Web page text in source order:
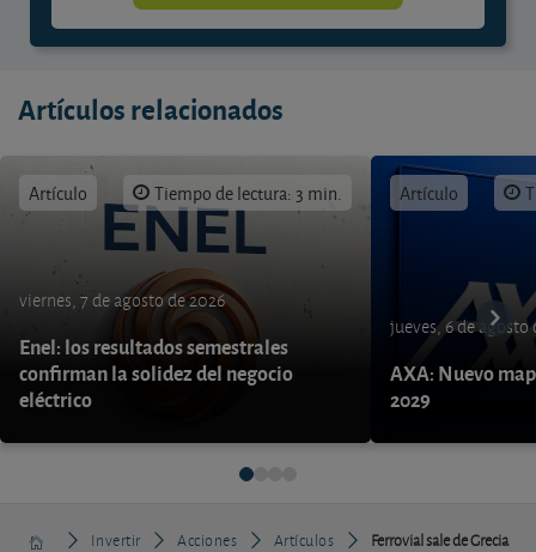
Artículos relacionados
Artículo Tiempo de lectura: 3 min.
viernes, 7 de agosto de 2026
Enel: los resultados semestrales
confirman la solidez del negocio
eléctrico
Artículo
jueves, 6 de agosto
AXA: Nuevo
2029
Invertir Acciones Artículos Ferrovial sale de Grecia